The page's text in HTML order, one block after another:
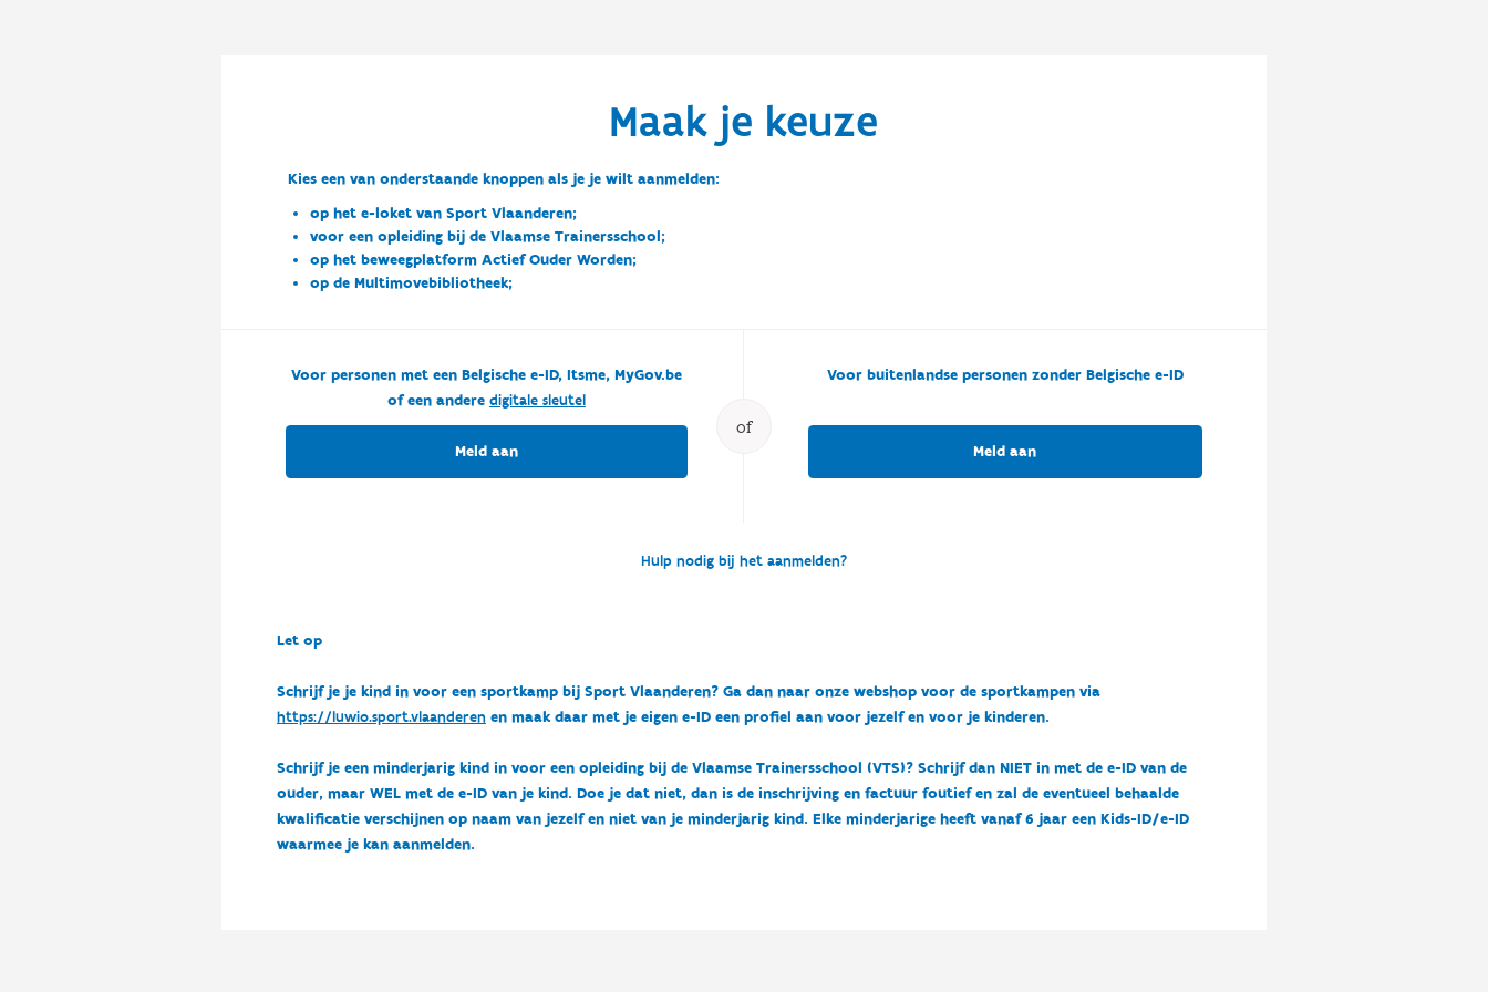
Maak je keuze
Kies een van onderstaande knoppen als je je wilt aanmelden:
op het e-loket van Sport Vlaanderen;
voor een opleiding bij de Vlaamse Trainersschool;
op het beweegplatform Actief Ouder Worden;
op de Multimovebibliotheek;
of
Voor personen met een Belgische e-ID, Itsme, MyGov.be
of een andere digitale sleutel
Meld aan
Voor buitenlandse personen zonder Belgische e-ID
Meld aan
Hulp nodig bij het aanmelden?
Let op
Schrijf je je kind in voor een sportkamp bij Sport Vlaanderen? Ga dan naar onze webshop voor de sportkampen via
https://luwio.sport.vlaanderenen maak daar met je eigen e-ID een profiel aan voor jezelf en voor je kinderen.
Schrijf je een minderjarig kind in voor een opleiding bij de Vlaamse Trainersschool (VTS)? Schrijf dan NIET in met de e-ID van de
ouder, maar WEL met de e-ID van je kind. Doe je dat niet, dan is de inschrijving en factuur foutief en zal de eventueel behaalde
kwalificatie verschijnen op naam van jezelf en niet van je minderjarig kind. Elke minderjarige heeft vanaf 6 jaar een Kids-ID/e-ID
waarmee je kan aanmelden.